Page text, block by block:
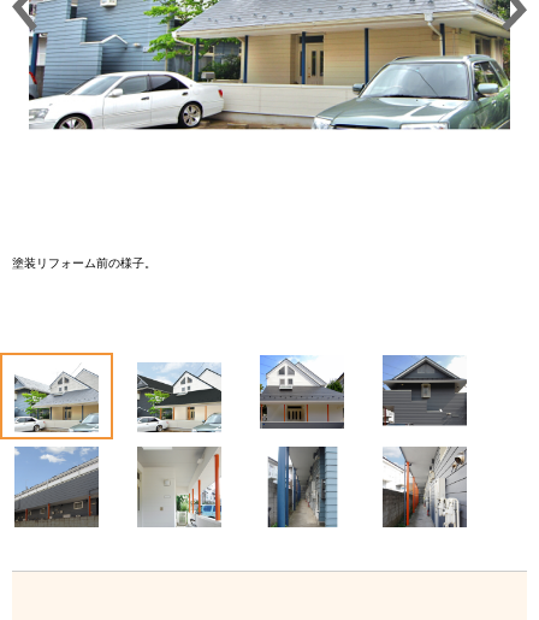
塗装リフォーム前の様子。
2 3 4
5